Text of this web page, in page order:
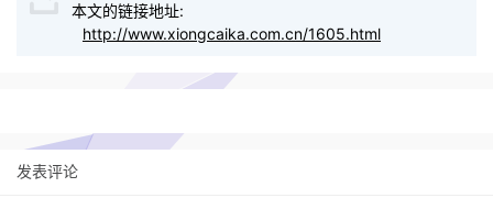
本文的链接地址:
http://www.xiongcaika.com.cn/1605.html
发表评论